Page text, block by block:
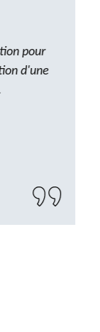
pour
d'une
la